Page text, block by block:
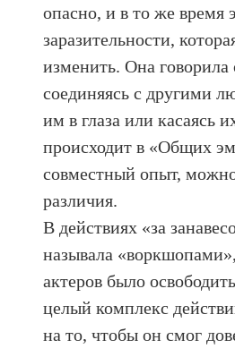
опасно, и в то же время
заразительности,
изменить. Она говорила
соединяясь с другими
им в глаза или касаясь
происходит в «Общих
совместный опыт,
различия.
В действиях «за
называла
актеров было
целый комплекс
на то, чтобы он смог